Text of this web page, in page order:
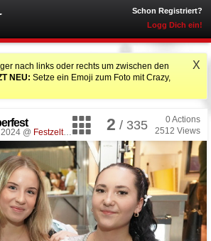
Schon Registriert?
Logg Dich ein!
X
nach links oder rechts um zwischen den
NEU: Setze ein Emoji zum Foto mit Crazy,
0Actions
2512 Views
2 / 335
@ Festzelt, Schiedlberg